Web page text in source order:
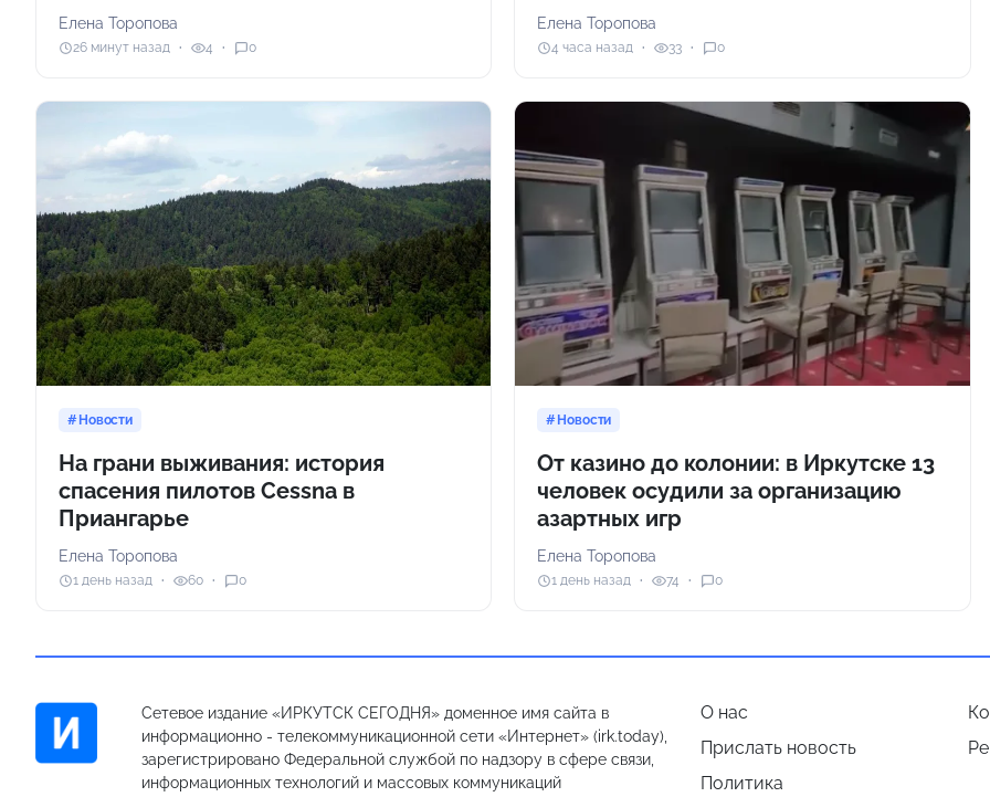
Елена Торопова
26 минут назад 4 0
Елена Торопова
4 часа назад 33 0
Новости
На грани выживания: история
спасения пилотов Cessna в
Приангарье
Елена Торопова
1 день назад 60 0
Новости
От казино до колонии: в Иркутске 13
человек осудили за организацию
азартных игр
Елена Торопова
1 день назад 74 0
Сетевое издание «ИРКУТСК СЕГОДНЯ» доменное имя сайта в
информационно - телекоммуникационной сети «Интернет» (irk.today),
зарегистрировано Федеральной службой по надзору в сфере связи,
информационных технологий и массовых коммуникаций
О нас
Прислать новость
Политика